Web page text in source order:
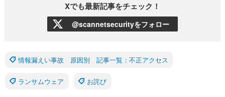
Xでも最新記事をチェック！
@scannetsecurityをフォロー
情報漏えい事故 原因別 記事一覧：不正アクセス
ランサムウェア お詫び